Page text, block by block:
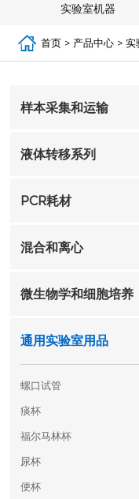
实验室机器
首页 > 产品中心 >实
样本采集和运输
液体转移系列
PCR耗材
混合和离心
微生物学和细胞培养
通用实验室用品
螺口试管
痰杯
福尔马林杯
尿杯
便杯